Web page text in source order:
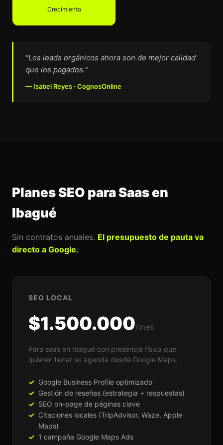
Crecimiento
"Los leads orgánicos ahora son de mejor calidad
que los pagados."
— Isabel Reyes · CognosOnline
Planes SEO para Saas en
Ibagué
Sin contratos anuales. El presupuesto de pauta va
directo a Google.
SEO LOCAL
$1.500.000/mes
Para saas en Ibagué con presencia física que
quieren llenar su agenda desde Google Maps.
Google Business Profile optimizado
Gestión de reseñas (estrategia + respuestas)
SEO on-page de páginas clave
Citaciones locales (TripAdvisor, Waze, Apple
Maps)
1 campaña Google Maps Ads